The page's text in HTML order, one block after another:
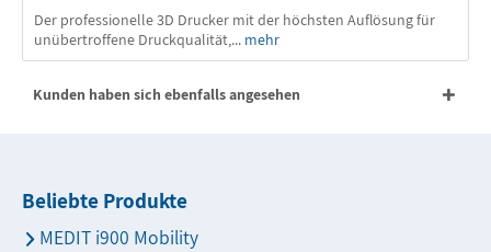
Der professionelle 3D Drucker mit der höchsten Auflösung für
unübertroffene Druckqualität,... mehr
Kunden haben sich ebenfalls angesehen
Beliebte Produkte
MEDIT i900 Mobility